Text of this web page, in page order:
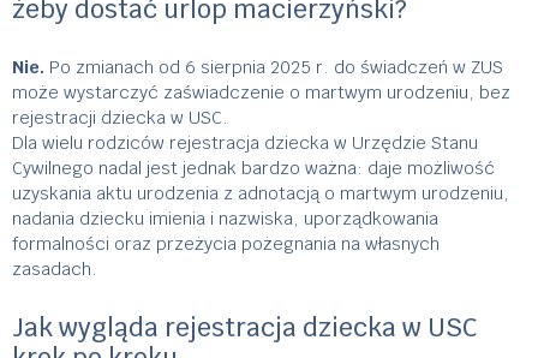
żeby dostać urlop macierzyński?
Nie. Po zmianach od 6 sierpnia 2025 r. do świadczeń w ZUS
może wystarczyć zaświadczenie o martwym urodzeniu, bez
rejestracji dziecka w USC.
Dla wielu rodziców rejestracja dziecka w Urzędzie Stanu
Cywilnego nadal jest jednak bardzo ważna: daje możliwość
uzyskania aktu urodzenia z adnotacją o martwym urodzeniu,
nadania dziecku imienia i nazwiska, uporządkowania
formalności oraz przeżycia pożegnania na własnych
zasadach.
Jak wygląda rejestracja dziecka w USC